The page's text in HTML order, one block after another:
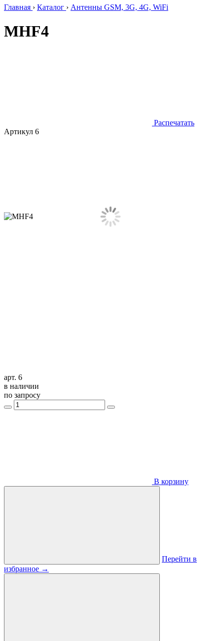
Главная › Каталог › Антенны GSM, 3G, 4G, WiFi
MHF4
Распечатать
Артикул 6
арт. 6
в наличии
по запросу
В корзину
Перейти в
избранное →